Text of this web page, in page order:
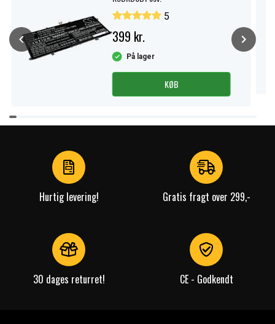
5
399 kr.
På lager
KØB
Item
1
Hurtig levering! Gratis fragt over 299,-
30 dages returret! CE - Godkendt